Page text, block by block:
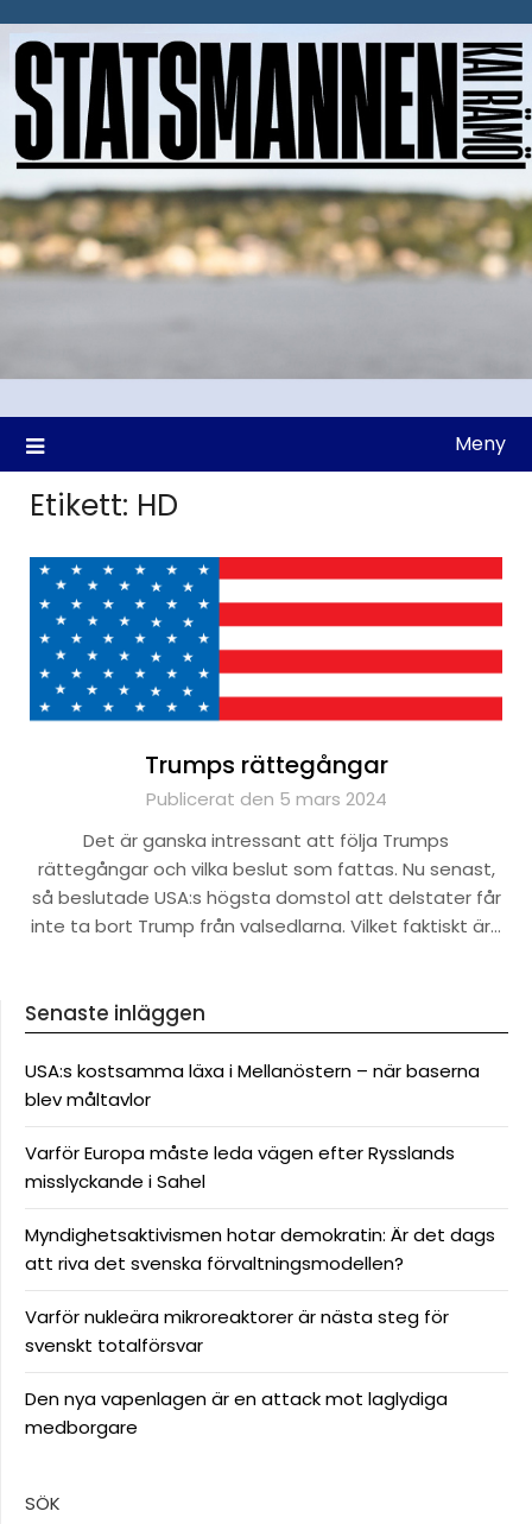
till
Meny
Etikett: HD
Trumps rättegångar
Publicerat den 5 mars 2024
Det är ganska intressant att följa Trumps
rättegångar och vilka beslut som fattas. Nu senast,
så beslutade USA:s högsta domstol att delstater får
inte ta bort Trump från valsedlarna. Vilket faktiskt är…
Senaste inläggen
USA:s kostsamma läxa i Mellanöstern – när baserna
blev måltavlor
Varför Europa måste leda vägen efter Rysslands
misslyckande i Sahel
Myndighetsaktivismen hotar demokratin: Är det dags
att riva det svenska förvaltningsmodellen?
Varför nukleära mikroreaktorer är nästa steg för
svenskt totalförsvar
Den nya vapenlagen är en attack mot laglydiga
medborgare
SÖK